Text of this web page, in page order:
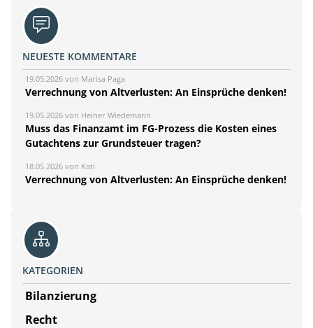
NEUESTE KOMMENTARE
19.05.2026 von Marisa Paga
Verrechnung von Altverlusten: An Einsprüche denken!
19.05.2026 von Heiner Wiedemann
Muss das Finanzamt im FG-Prozess die Kosten eines
Gutachtens zur Grundsteuer tragen?
18.05.2026 von Kati
Verrechnung von Altverlusten: An Einsprüche denken!
KATEGORIEN
Bilanzierung
Recht